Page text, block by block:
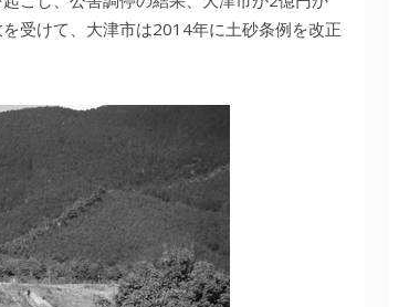
受けて、大津市は2014年に土砂条例を改正